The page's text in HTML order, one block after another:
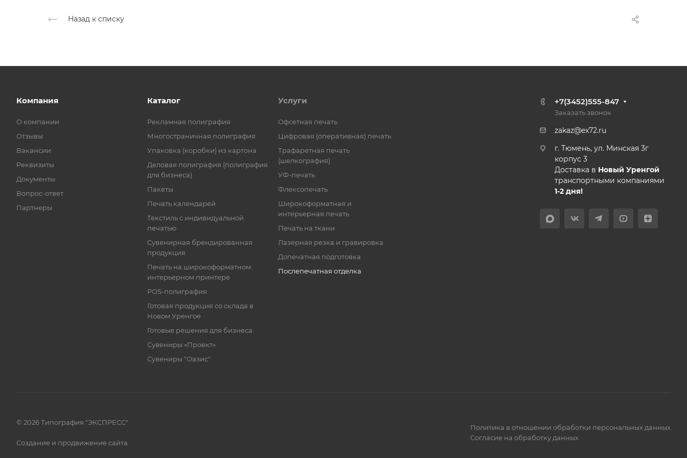
Назад к списку
Компания
О компании
Отзывы
Вакансии
Реквизиты
Документы
Вопрос-ответ
Партнеры
Каталог
Рекламная полиграфия
Многостраничная полиграфия
Упаковка (коробки) из картона
Деловая полиграфия (полиграфия
для бизнеса)
Пакеты
Печать календарей
Текстиль с индивидуальной
печатью
Сувенирная брендированная
продукция
Печать на широкоформатном
интерьерном принтере
POS-полиграфия
Готовая продукция со склада в
Новом Уренгое
Готовые решения для бизнеса
Сувениры «Проект»
Сувениры "Оазис"
Услуги
Офсетная печать
Цифровая (оперативная) печать
Трафаретная печать
(шелкография)
УФ-печать
Флексопечать
Широкоформатная и
интерьерная печать
Печать на ткани
Лазерная резка и гравировка
Допечатная подготовка
Послепечатная отделка
+7(3452)555-847
Заказать звонок
zakaz@ex72.ru
г. Тюмень, ул. Минская 3г
корпус 3
Доставка в Новый Уренгой
транспортными компаниями
1-2 дня!
© 2026 Типография "ЭКСПРЕСС"
Создание и продвижение сайта
Политика в отношении обработки персональных данных
Согласие на обработку данных